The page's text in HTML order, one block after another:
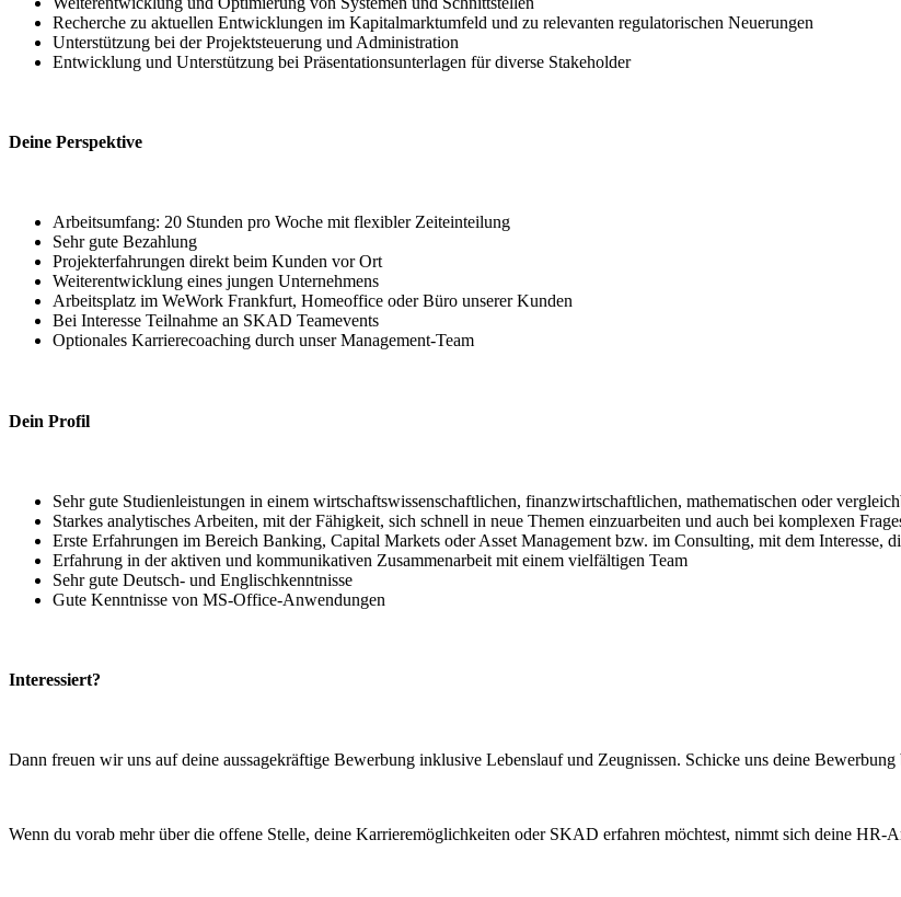
Recherche zu aktuellen Entwicklungen im Kapitalmarktumfeld und zu relevanten regulatorischen Neuerungen
Unterstützung bei der Projektsteuerung und Administration
Entwicklung und Unterstützung bei Präsentationsunterlagen für diverse Stakeholder
Deine Perspektive
Arbeitsumfang: 20 Stunden pro Woche mit flexibler Zeiteinteilung
Sehr gute Bezahlung
Projekterfahrungen direkt beim Kunden vor Ort
Weiterentwicklung eines jungen Unternehmens
Arbeitsplatz im WeWork Frankfurt, Homeoffice oder Büro unserer Kunden
Bei Interesse Teilnahme an SKAD Teamevents
Optionales Karrierecoaching durch unser Management-Team
Dein Profil
Sehr gute Studienleistungen in einem wirtschaftswissenschaftlichen, finanzwirtschaftlichen, mathematischen oder
Starkes analytisches Arbeiten, mit der Fähigkeit, sich schnell in neue Themen einzuarbeiten und auch bei komplexen
Erste Erfahrungen im Bereich Banking, Capital Markets oder Asset Management bzw. im Consulting, mit dem Interesse,
Erfahrung in der aktiven und kommunikativen Zusammenarbeit mit einem vielfältigen Team
Sehr gute Deutsch- und Englischkenntnisse
Gute Kenntnisse von MS-Office-Anwendungen
Interessiert?
Dann freuen wir uns auf deine aussagekräftige Bewerbung inklusive Lebenslauf und Zeugnissen. Schicke uns deine
Wenn du vorab mehr über die offene Stelle, deine Karrieremöglichkeiten oder SKAD erfahren möchtest, nimmt sich deine HR-